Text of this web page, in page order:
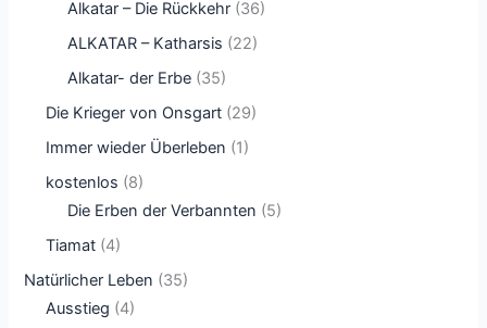
Alkatar – Die Rückkehr (36)
ALKATAR – Katharsis (22)
Alkatar- der Erbe (35)
Die Krieger von Onsgart (29)
Immer wieder Überleben (1)
kostenlos (8)
Die Erben der Verbannten (5)
Tiamat (4)
Natürlicher Leben (35)
Ausstieg (4)